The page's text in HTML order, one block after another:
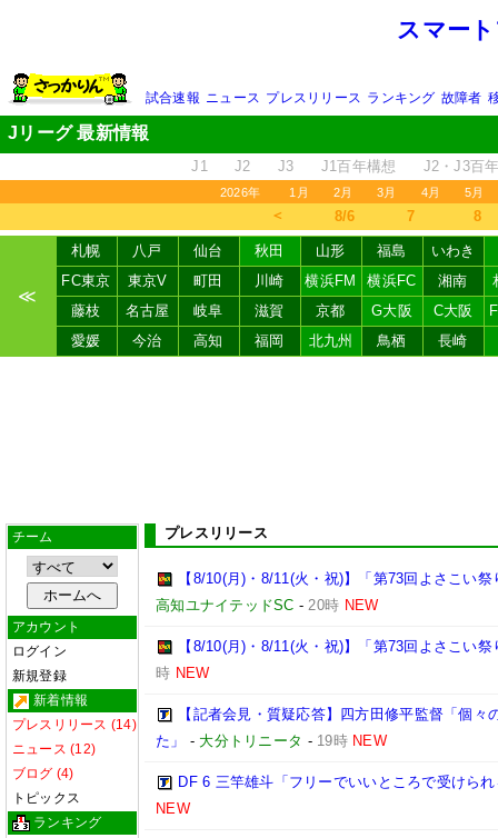
スマー
試合速報 ニュース プレスリリース ランキング 故障者
Jリーグ 最新情報
J1 J2 J3 J1百年構想 J2・J3百
2026年 1月 2月 3月 4月 5月
＜ 8/6 7 8
≪
札幌 八戸 仙台 秋田 山形 福島
いわき
FC東京
東京V 町田 川崎 横浜FM 横浜FC 湘南
藤枝
名古屋 岐阜 滋賀 京都 G大阪 C大阪
愛媛
今治 高知 福岡 北九州 鳥栖 長崎
チーム
アカウント
ログイン
新規登録
新着情報
プレスリリース (14)
ニュース (12)
ブログ (4)
トピックス
ランキング
プレスリリース
【8/10(月)・8/11(火・祝)】「第73回よさこい
高知ユナイテッドSC -20時 NEW
【8/10(月)・8/11(火・祝)】「第73回よさこい
時 NEW
【記者会見・質疑応答】四方田修平監督「個
た」
- 大分トリニータ - 19時 NEW
DF 6 三竿雄斗「フリーでいいところで受けら
NEW